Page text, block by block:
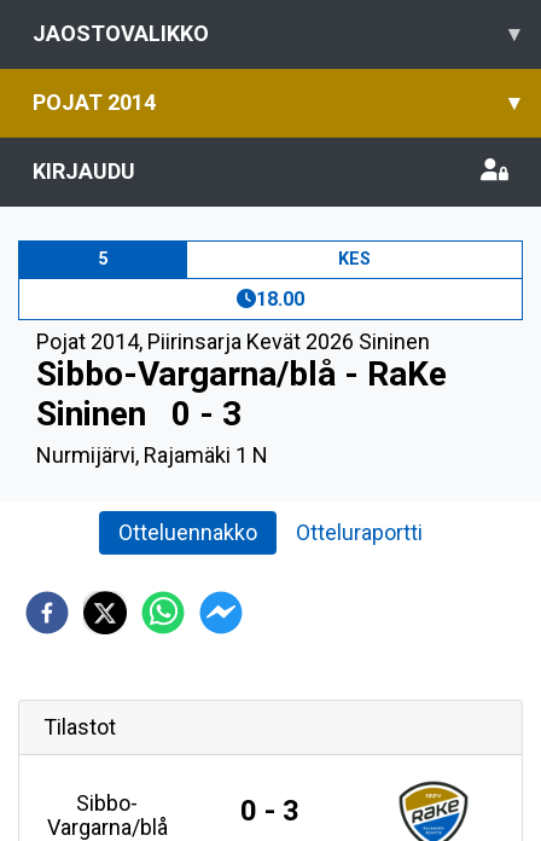
JAOSTOVALIKKO ▾
POJAT 2014 ▾
KIRJAUDU
5 KES
18.00
Pojat 2014, Piirinsarja Kevät 2026 Sininen
Sibbo-Vargarna/blå - RaKe
Sininen
0 - 3
Nurmijärvi, Rajamäki 1 N
Otteluennakko Otteluraportti
Tilastot
Sibbo-
Vargarna/blå
0 - 3